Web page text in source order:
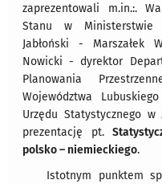
zaprezentowali m.in.:.
Stanu w Ministerstwie
Jabłoński - Marszałek
Nowicki - dyrektor
Planowania
Województwa
Urzędu Statystycznego
prezentację pt.
polsko – niemieckiego.
Istotnym punktem